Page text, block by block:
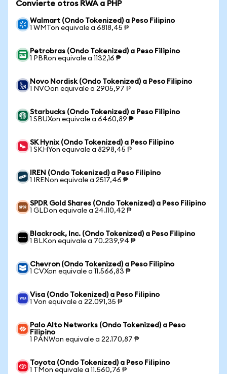
Convierte otros RWA a PHP
Walmart (Ondo Tokenized) a Peso Filipino
1 WMTon equivale a 6818,45 ₱
Petrobras (Ondo Tokenized) a Peso Filipino
1 PBRon equivale a 1132,16 ₱
Novo Nordisk (Ondo Tokenized) a Peso Filipino
1 NVOon equivale a 2905,97 ₱
Starbucks (Ondo Tokenized) a Peso Filipino
1 SBUXon equivale a 6460,89 ₱
SK Hynix (Ondo Tokenized) a Peso Filipino
1 SKHYon equivale a 8298,45 ₱
IREN (Ondo Tokenized) a Peso Filipino
1 IRENon equivale a 2517,46 ₱
SPDR Gold Shares (Ondo Tokenized) a Peso Filipino
1 GLDon equivale a 24.110,42 ₱
Blackrock, Inc. (Ondo Tokenized) a Peso Filipino
1 BLKon equivale a 70.239,94 ₱
Chevron (Ondo Tokenized) a Peso Filipino
1 CVXon equivale a 11.566,83 ₱
Visa (Ondo Tokenized) a Peso Filipino
1 Von equivale a 22.091,35 ₱
Palo Alto Networks (Ondo Tokenized) a Peso
Filipino
1 PANWon equivale a 22.170,87 ₱
Toyota (Ondo Tokenized) a Peso Filipino
1 TMon equivale a 11.560,76 ₱